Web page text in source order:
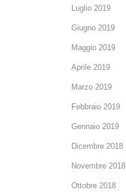
Luglio 2019
Giugno 2019
Maggio 2019
Aprile 2019
Marzo 2019
Febbraio 2019
Gennaio 2019
Dicembre 2018
Novembre 2018
Ottobre 2018